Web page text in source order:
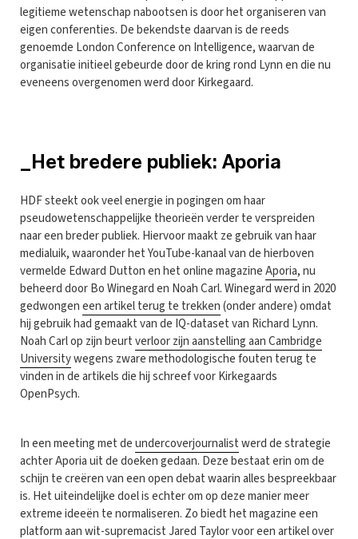
legitieme wetenschap nabootsen is door het organiseren van
eigen conferenties. De bekendste daarvan is de reeds
genoemde London Conference on Intelligence, waarvan de
organisatie initieel gebeurde door de kring rond Lynn en die nu
eveneens overgenomen werd door Kirkegaard.
_Het bredere publiek: Aporia
HDF steekt ook veel energie in pogingen om haar
pseudowetenschappelijke theorieën verder te verspreiden
naar een breder publiek. Hiervoor maakt ze gebruik van haar
medialuik, waaronder het YouTube-kanaal van de hierboven
vermelde Edward Dutton en het online magazineAporia, nu
beheerd door Bo Winegard en Noah Carl. Winegard werd in 2020
gedwongeneen artikel terug te trekken(onder andere) omdat
hij gebruik had gemaakt van de IQ-dataset van Richard Lynn.
Noah Carl op zijn beurtverloor zijn aanstelling aan Cambridge
Universitywegens zware methodologische fouten terug te
vinden in de artikels die hij schreef voor Kirkegaards
OpenPsych.
In een meeting met deundercoverjournalistwerd de strategie
achter Aporia uit de doeken gedaan. Deze bestaat erin om de
schijn te creëren van een open debat waarin alles bespreekbaar
is. Het uiteindelijke doel is echter om op deze manier meer
extreme ideeën te normaliseren. Zo biedt het magazine een
platform aan wit-supremacist Jared Taylor voor een artikel over